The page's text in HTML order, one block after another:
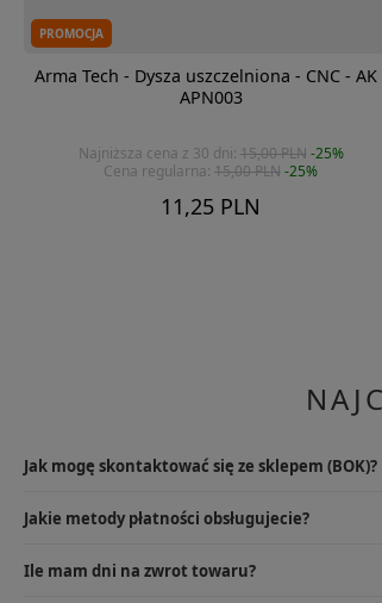
PROMOCJA
Arma Tech - Dysza uszczelniona - CNC - AK
APN003
11,25 PLN
Najniższa cena z 30 dni: 15,00 PLN -25%
Cena regularna: 15,00 PLN-25%
Jak mogę skontaktować się ze sklepem (BOK)?
Najlepszym rozwiązaniem będzie wysłanie e-
9.00-17.00, pod numerem +48 533 372 997.
Jakie metody płatności obsługujecie?
W przypadku sklepu stacjonarnego oczywiście
Ile mam dni na zwrot towaru?